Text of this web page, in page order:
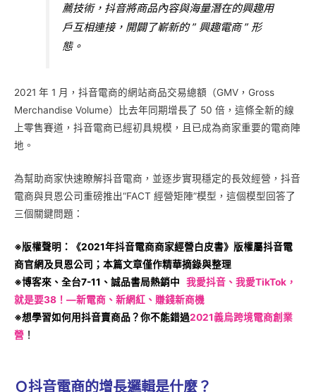
薦技術，抖音將商品內容與海量潛在的興趣用
戶互相連接，開闢了嶄新的 ” 興趣電商 ” 形
態。
2021 年 1 月，抖音電商的網站商品交易總額（GMV，Gross
Merchandise Volume）比去年同期增長了 50 倍，這條全新的線
上零售賽道，抖音電商已經初具規模，且已成為商家重要的電商陣
地。
為幫助商家快速瞭解抖音電商，並逐步實現穩定的長效經營，抖音
電商與貝恩公司重磅推出“FACT 經營矩陣”模型，這個模型回答了
三個關鍵問題：
※版權聲明：《2021年抖音電商商家經營白皮書》版權屬抖音電
商官網及貝恩公司；本篇文章僅作精華摘錄與整理
※博客來、全台7-11、誠品書局熱銷中 我愛抖音、我愛TikTok，
就是要38！—新電商、新網紅、賺錢新商機
※想學習如何用抖音賣商品？你不能錯過2021義烏跨境電商創業
營 ！
Ｑ抖音電商的增長邏輯是什麼？